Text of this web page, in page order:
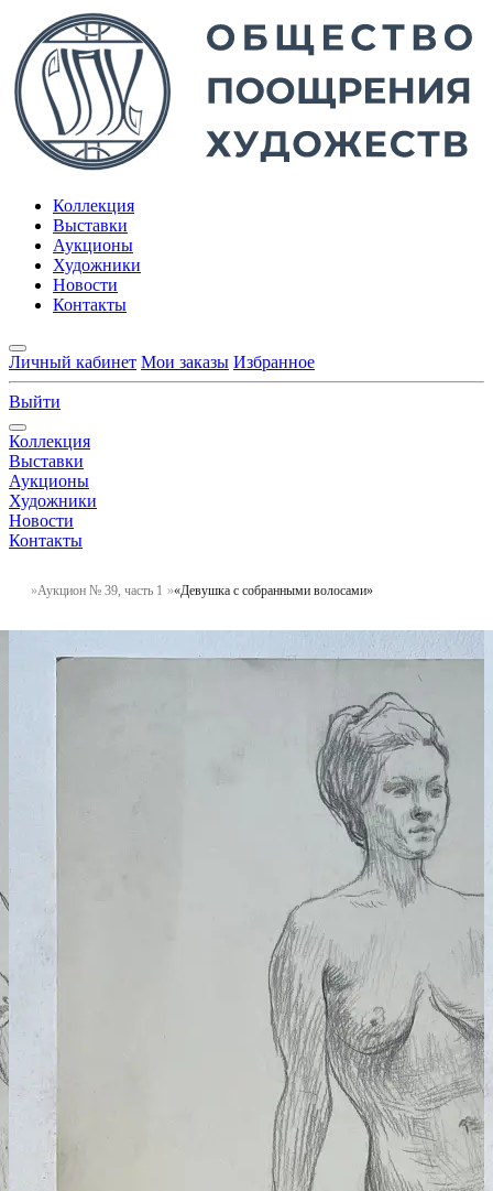
Коллекция
Выставки
Аукционы
Художники
Новости
Контакты
Личный кабинет Мои заказы Избранное
Выйти
Коллекция
Выставки
Аукционы
Художники
Новости
Контакты
Аукцион № 39, часть 1 «Девушка с собранными волосами»